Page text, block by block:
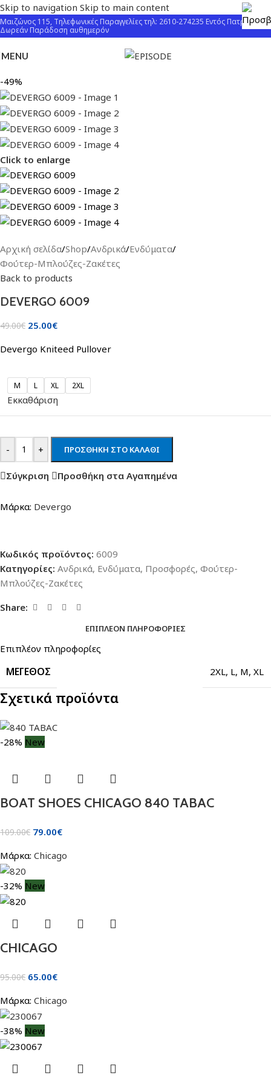
Skip to navigation Skip to main content
Μαιζώνος 115, Τηλεφωνικές Παραγγελίες τηλ: 2610-274235 Εντός Πατρών
Δωρεάν Παράδοση αυθημερόν
MENU
-49%
Click to enlarge
Αρχική σελίδα/Shop/Ανδρικά/Ενδύματα/
Φούτερ-Μπλούζες-Ζακέτες
Back to products
DEVERGO 6009
49.00€ 25.00€
Devergo Kniteed Pullover
M L XL 2XL
Εκκαθάριση
- + ΠΡΟΣΘΉΚΗ ΣΤΟ ΚΑΛΆΘΙ
Σύγκριση Προσθήκη στα Αγαπημένα
Μάρκα: Devergo
Κωδικός προϊόντος: 6009
Κατηγορίες: Ανδρικά, Ενδύματα, Προσφορές, Φούτερ-
Μπλούζες-Ζακέτες
Share:
ΕΠΙΠΛΈΟΝ ΠΛΗΡΟΦΟΡΊΕΣ
Επιπλέον πληροφορίες
ΜΈΓΕΘΟΣ 2XL, L, M, XL
Σχετικά προϊόντα
-28% New
BOAT SHOES CHICAGO 840 TABAC
109.00€ 79.00€
Μάρκα: Chicago
-32% New
CHICAGO
95.00€ 65.00€
Μάρκα: Chicago
-38% New